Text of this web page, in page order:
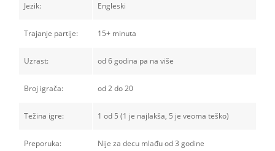
Jezik: Engleski
Trajanje partije: 15+ minuta
Uzrast: od 6 godina pa na više
Broj igrača: od 2 do 20
Težina igre: 1 od 5 (1 je najlakša, 5 je veoma teško)
Preporuka: Nije za decu mlađu od 3 godine